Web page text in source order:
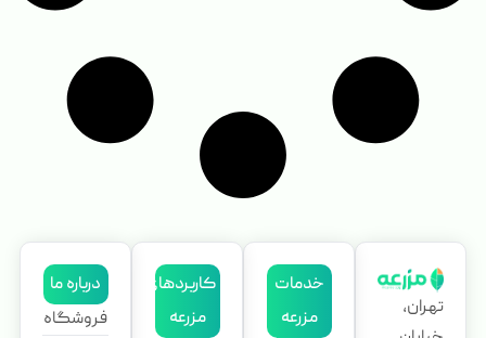
تهران،
خدمات
مزرعه
کاربردهای
مزرعه
درباره ما
فروشگاه